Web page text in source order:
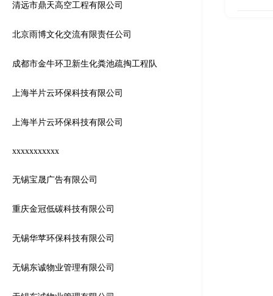
清远市鼎天高空工程有限公司
北京雨博文化交流有限责任公司
成都市金牛环卫新生化粪池疏掏工程队
上海半片云环保科技有限公司
上海半片云环保科技有限公司
xxxxxxxxxxx
无锡宝晟广告有限公司
重庆金冠低碳科技有限公司
无锡华苹环保科技有限公司
无锡东诚物业管理有限公司